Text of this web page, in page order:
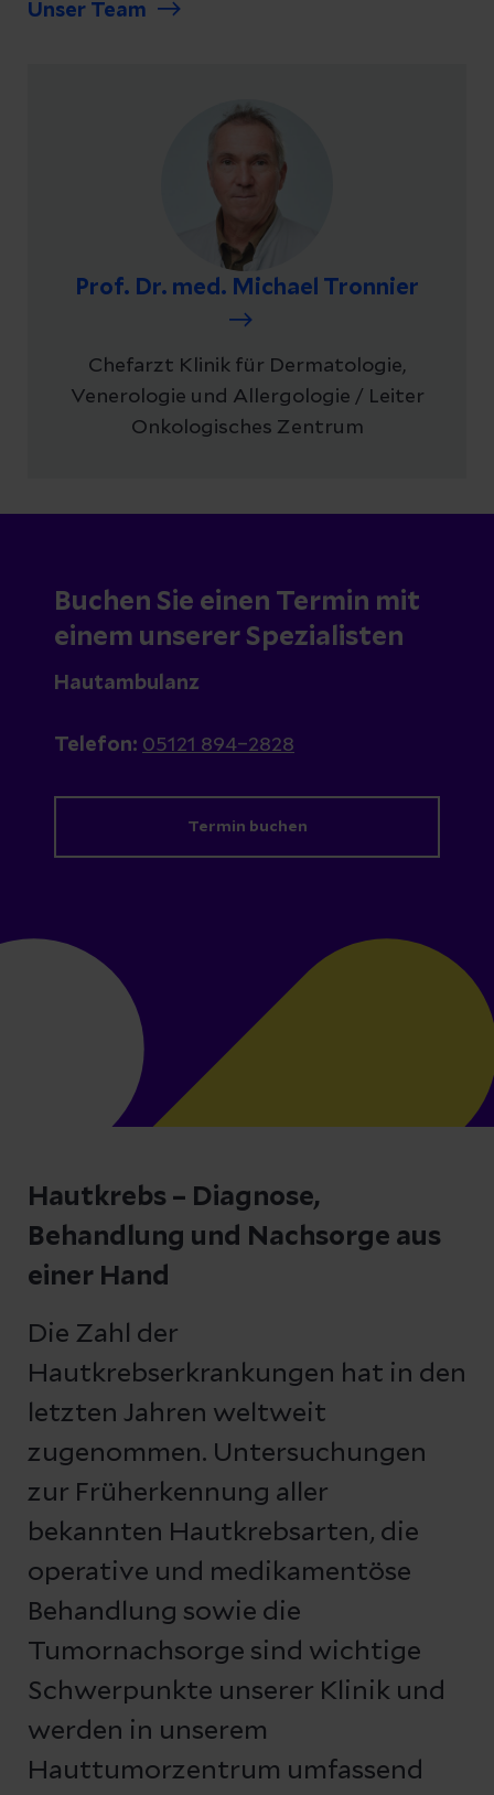
Unser Team
Prof. Dr. med. Michael Tronnier
Chefarzt Klinik für Dermatologie,
Venerologie und Allergologie / Leiter
Onkologisches Zentrum
Buchen Sie einen Termin mit
einem unserer Spezialisten
Hautambulanz
Telefon: 05121 894–2828
Termin buchen
Hautkrebs – Diagnose,
Behandlung und Nachsorge aus
einer Hand
Die Zahl der
Hautkrebserkrankungen hat in den
letzten Jahren weltweit
zugenommen. Untersuchungen
zur Früherkennung aller
bekannten Hautkrebsarten, die
operative und medikamentöse
Behandlung sowie die
Tumornachsorge sind wichtige
Schwerpunkte unserer Klinik und
werden in unserem
Hauttumorzentrum umfassend